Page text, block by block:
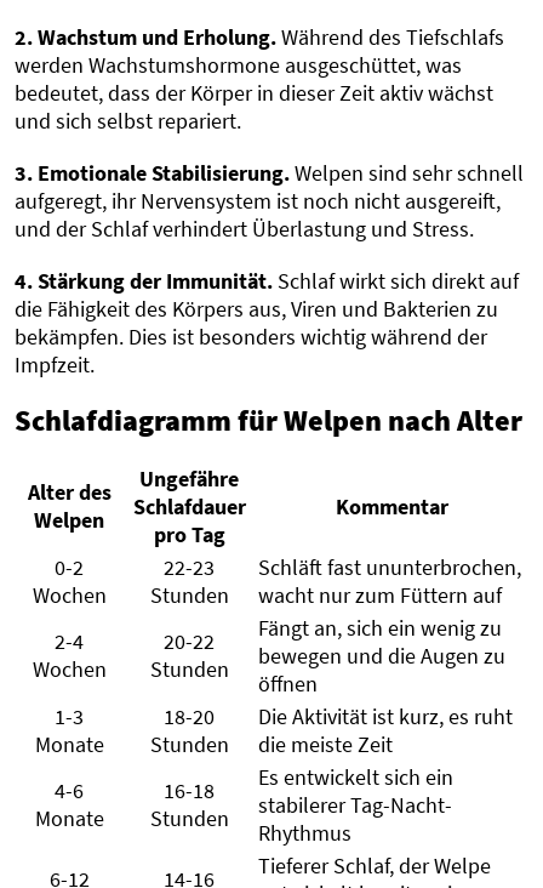
2. Wachstum und Erholung.Während des Tiefschlafs
werden Wachstumshormone ausgeschüttet, was
bedeutet, dass der Körper in dieser Zeit aktiv wächst
und sich selbst repariert.
3. Emotionale Stabilisierung.Welpen sind sehr schnell
aufgeregt, ihr Nervensystem ist noch nicht ausgereift,
und der Schlaf verhindert Überlastung und Stress.
4. Stärkung der Immunität. Schlaf wirkt sich direkt auf
die Fähigkeit des Körpers aus, Viren und Bakterien zu
bekämpfen. Dies ist besonders wichtig während der
Impfzeit.
Schlafdiagramm für Welpen nach Alter
Alter des
Welpen
Ungefähre
Schlafdauer
pro Tag
Kommentar
0-2
Wochen
22-23
Stunden
Schläft fast ununterbrochen,
wacht nur zum Füttern auf
2-4
Wochen
20-22
Stunden
Fängt an, sich ein wenig zu
bewegen und die Augen zu
öffnen
1-3
Monate
18-20
Stunden
Die Aktivität ist kurz, es ruht
die meiste Zeit
4-6
Monate
16-18
Stunden
Es entwickelt sich ein
stabilerer Tag-Nacht-
Rhythmus
6-12
14-16
Tieferer Schlaf, der Welpe